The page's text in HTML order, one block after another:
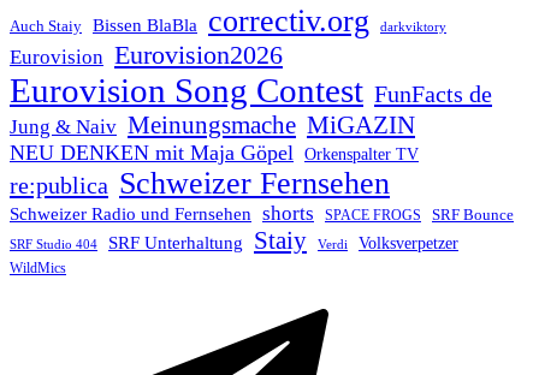
Auch Staiy Bissen BlaBla correctiv.org darkviktory
Eurovision Eurovision2026
Eurovision Song Contest FunFacts de
Jung & Naiv Meinungsmache MiGAZIN
NEU DENKEN mit Maja Göpel Orkenspalter TV
re:publica Schweizer Fernsehen
Schweizer Radio und Fernsehen shorts SPACE FROGS SRF Bounce
SRF Studio 404 SRF Unterhaltung Staiy Verdi Volksverpetzer
WildMics